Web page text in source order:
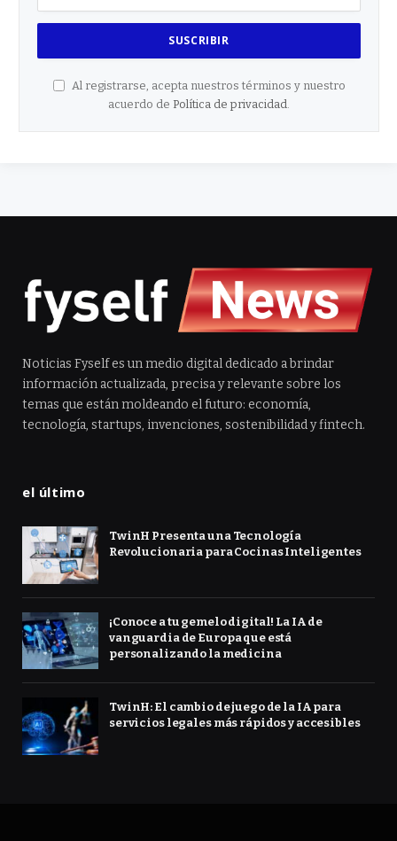
Al registrarse, acepta nuestros términos y nuestro
acuerdo de Política de privacidad.
Noticias Fyself es un medio digital dedicado a brindar
información actualizada, precisa y relevante sobre los
temas que están moldeando el futuro: economía,
tecnología, startups, invenciones, sostenibilidad y fintech.
el último
TwinH Presenta una Tecnología
Revolucionaria para Cocinas Inteligentes
¡Conoce a tu gemelo digital! La IA de
vanguardia de Europa que está
personalizando la medicina
TwinH: El cambio de juego de la IA para
servicios legales más rápidos y accesibles